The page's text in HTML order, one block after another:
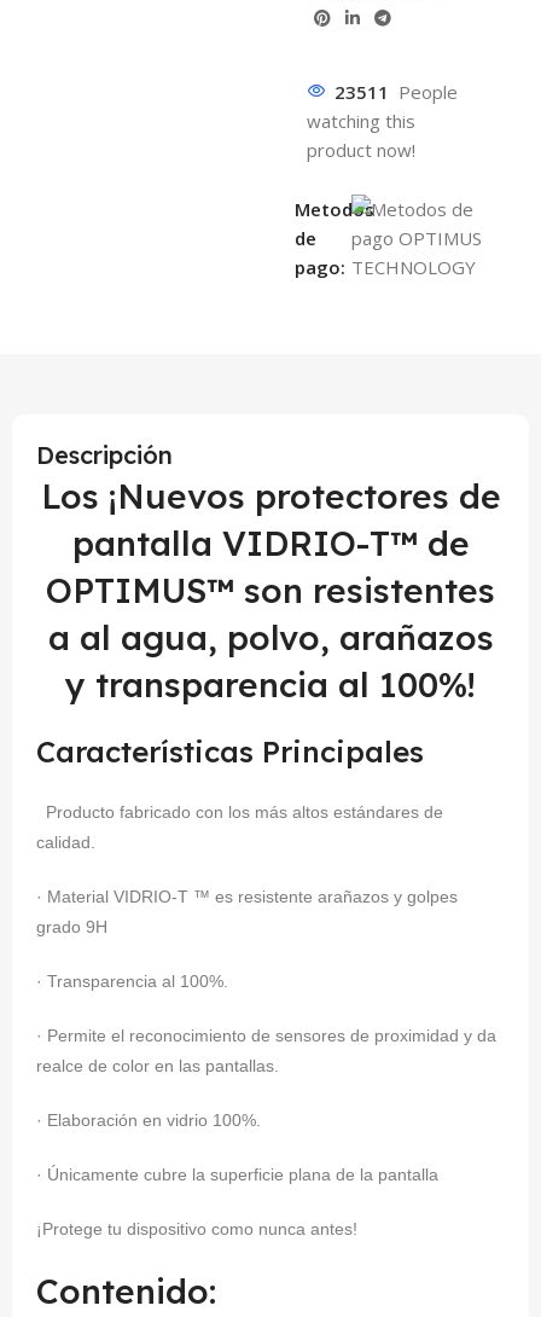
23511 People
watching this
product now!
Metodos
de
pago:
Descripción
Los ¡Nuevos protectores de
pantalla VIDRIO-T™ de
OPTIMUS™ son resistentes
a al agua, polvo, arañazos
y transparencia al 100%!
Características Principales
Producto fabricado con los más altos estándares de
calidad.
· Material VIDRIO-T ™ es resistente arañazos y golpes
grado 9H
· Transparencia al 100%.
· Permite el reconocimiento de sensores de proximidad y da
realce de color en las pantallas.
· Elaboración en vidrio 100%.
· Únicamente cubre la superficie plana de la pantalla
¡Protege tu dispositivo como nunca antes!
Contenido: